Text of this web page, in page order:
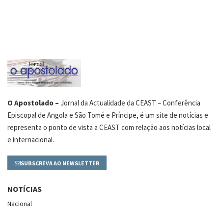
O Apostolado – Jornal da Actualidade da CEAST – Conferência
Episcopal de Angola e São Tomé e Príncipe, é um site de notícias e
representa o ponto de vista a CEAST com relação aos notícias local
e internacional.
SUBSCREVA AO NEWSLETTER
NOTÍCIAS
Nacional